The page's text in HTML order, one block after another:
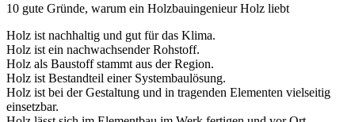
10 gute Gründe, warum ein Holzbauingenieur Holz liebt
Holz ist nachhaltig und gut für das Klima.
Holz ist ein nachwachsender Rohstoff.
Holz als Baustoff stammt aus der Region.
Holz ist Bestandteil einer Systembaulösung.
Holz ist bei der Gestaltung und in tragenden Elementen vielseitig
einsetzbar.